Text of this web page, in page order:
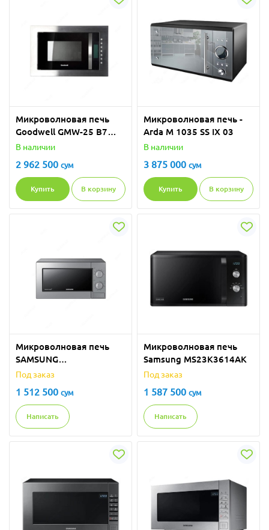
Микроволновая печь
Goodwell GMW-25 B7
XFBG
В наличии
2 962 500 сум
Купить В корзину
Микроволновая печь -
Arda M 1035 SS IX 03
В наличии
3 875 000 сум
Купить В корзину
Микроволновая печь
SAMSUNG
ME81MRTB/BW
Под заказ
1 512 500 сум
Написать
Микроволновая печь
Samsung MS23K3614AK
Под заказ
1 587 500 сум
Написать